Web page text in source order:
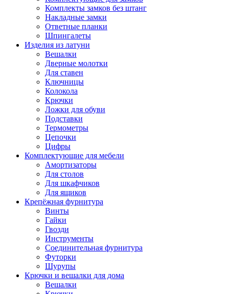
Комплекты замков без штанг
Накладные замки
Ответные планки
Шпингалеты
Изделия из латуни
Вешалки
Дверные молотки
Для ставен
Ключницы
Колокола
Крючки
Ложки для обуви
Подставки
Термометры
Цепочки
Цифры
Комплектующие для мебели
Амортизаторы
Для столов
Для шкафчиков
Для ящиков
Крепёжная фурнитура
Винты
Гайки
Гвозди
Инструменты
Соединительная фурнитура
Футорки
Шурупы
Крючки и вешалки для дома
Вешалки